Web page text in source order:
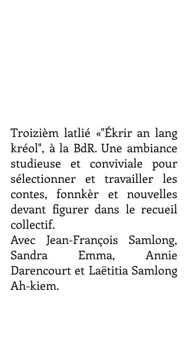
Troizièm latlié «"Ékrir an lang
kréol", à la BdR. Une ambiance
studieuse et conviviale pour
sélectionner et travailler les
contes, fonnkèr et nouvelles
devant figurer dans le recueil
collectif.
Avec Jean-François Samlong,
Sandra Emma, Annie
Darencourt et Laëtitia Samlong
Ah-kiem.